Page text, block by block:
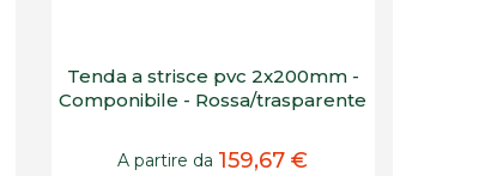
Tenda a strisce pvc 2x200mm -
Componibile - Rossa/trasparente
A partire da 159,67 €